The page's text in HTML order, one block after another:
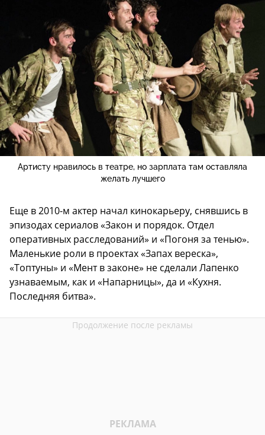
Артисту нравилось в театре, но зарплата там оставляла
желать лучшего
Еще в 2010-м актер начал кинокарьеру, снявшись в
эпизодах сериалов «Закон и порядок. Отдел
оперативных расследований» и «Погоня за тенью».
Маленькие роли в проектах «Запах вереска»,
«Топтуны» и «Мент в законе» не сделали Лапенко
узнаваемым, как и «Напарницы», да и «Кухня.
Последняя битва».